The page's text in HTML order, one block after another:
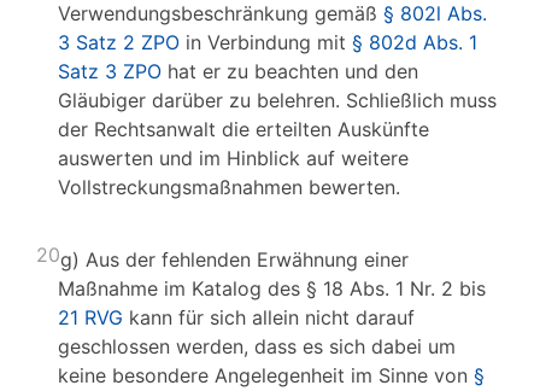
Verwendungsbeschränkung gemäß § 802l Abs.
3 Satz 2 ZPO in Verbindung mit § 802d Abs. 1
Satz 3 ZPO hat er zu beachten und den
Gläubiger darüber zu belehren. Schließlich muss
der Rechtsanwalt die erteilten Auskünfte
auswerten und im Hinblick auf weitere
Vollstreckungsmaßnahmen bewerten.
20g) Aus der fehlenden Erwähnung einer
Maßnahme im Katalog des § 18 Abs. 1 Nr. 2 bis
21 RVG kann für sich allein nicht darauf
geschlossen werden, dass es sich dabei um
keine besondere Angelegenheit im Sinne von §